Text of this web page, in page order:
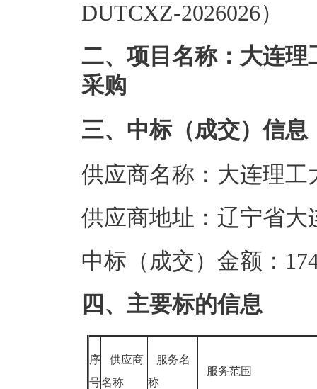
DUTCXZ-2026026）
二、项目名称：大连
采购
三、中标（成交）信息
供应商名称：大连理
供应商地址：辽宁省
中标（成交）金额：
四、主要标的信息
序
号
供应商
名称
服务名
称
服务范围